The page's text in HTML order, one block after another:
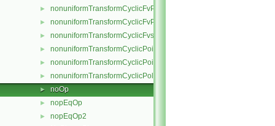
► nonuniformTransformCyclicFvPatch
► nonuniformTransformCyclicFvPatchField
► nonuniformTransformCyclicFvsPatchField
► nonuniformTransformCyclicPointPatch
► nonuniformTransformCyclicPointPatchField
► nonuniformTransformCyclicPolyPatch
► noOp
► nopEqOp
► nopEqOp2